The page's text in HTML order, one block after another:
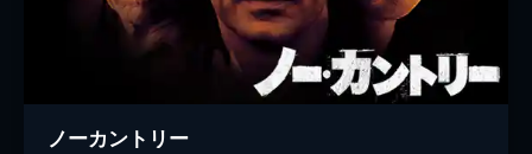
ノーカントリー